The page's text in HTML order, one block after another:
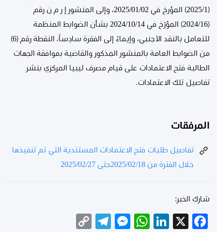
(2025/1) المؤرخ في 2025/01/02، وإلى المنشور إ ر م ن رقم
(2024/16) المؤرّخ في 2024/10/14 بشأن الضوابط المنظمة
للتعامل بالنقد الأجنبي، وإيماءً إلى الفقرة سادِساً، النقطة رقم (6)
من الضوابط العامة بالمنشور المذكور والقاضية بموافقة الجهات
الطالبة فتح الاعتمادات على قيام مصرف ليبيا المركزي بنشر
تفاصيل تلك الاعتمادات.
المرفقات
تفاصيل طلبات فتح الاعتمادات المستندية التي تم تنفيذها
خلال الفترة من 2025/02/18حتى 2025/02/27
شارك الخبر:
Facebook
X
LinkedIn
WhatsApp
Messenger
Telegram